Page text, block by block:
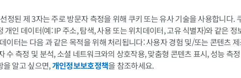
새
해부학
말
말 - 골학
삽화
쥐
쥐 - 전신
정된 제 3자는 주로 방문자 측정을 위해 쿠키 또는 유사 기술을 사용합니다.
개인 데이터(예: IP 주소, 탐색, 사용 또는 위치데이터, 고유 식별자)와 같은
이터는 다음 과 같은 목적을 위해 처리됩니다: 사용자 경험 및/또는 콘텐츠
수 측정 및 분석, 소셜 네트워크와의 상호작용, 맞춤형 콘텐츠 표시, 성능 측
을 알고 싶으면,개인정보보호정책을 참조하세요.